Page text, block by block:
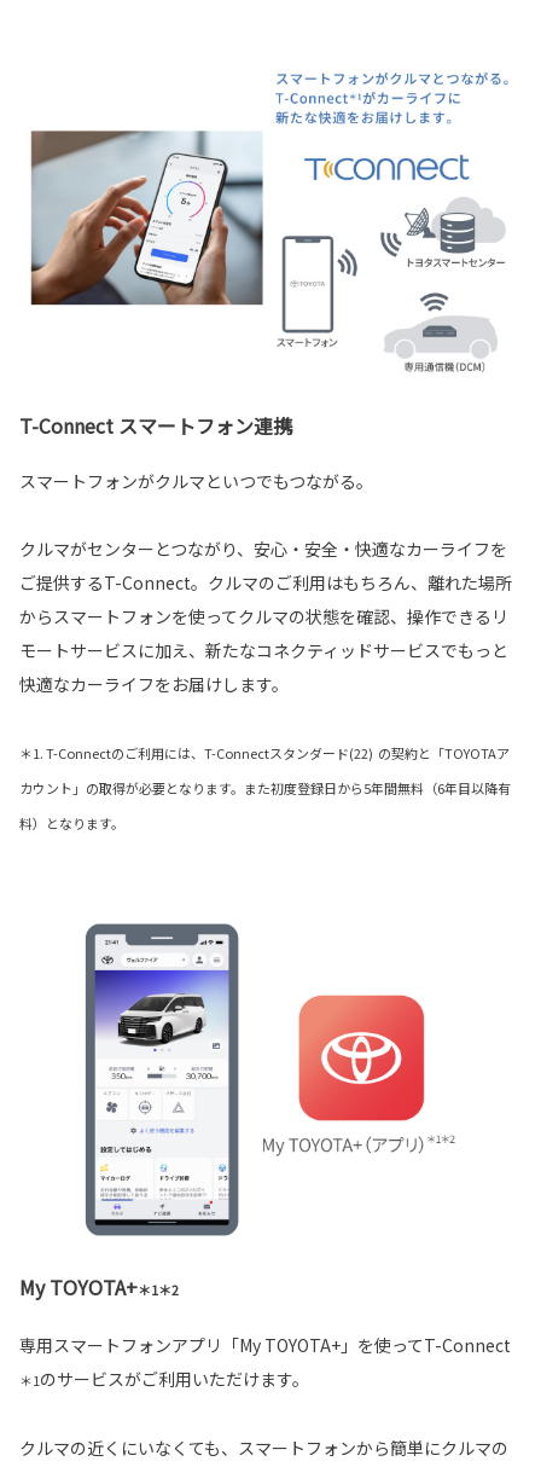
T-Connect スマートフォン連携
スマートフォンがクルマといつでもつながる。
クルマがセンターとつながり、安心・安全・快適なカーライフを
ご提供するT-Connect。クルマのご利用はもちろん、離れた場所
からスマートフォンを使ってクルマの状態を確認、操作できるリ
モートサービスに加え、新たなコネクティッドサービスでもっと
快適なカーライフをお届けします。
＊1. T-Connectのご利用には、T-Connectスタンダード(22) の契約と「TOYOTAア
カウント」の取得が必要となります。また初度登録日から5年間無料（6年目以降有
料）となります。
My TOYOTA+＊1＊2
専用スマートフォンアプリ「My TOYOTA+」を使ってT-Connect
＊1のサービスがご利用いただけます。
クルマの近くにいなくても、スマートフォンから簡単にクルマの